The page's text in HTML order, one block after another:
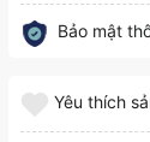
Bảo mật
Yêu thích